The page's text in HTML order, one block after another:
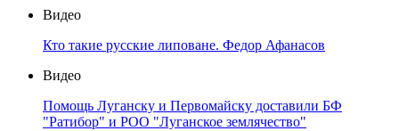
Видео
Кто такие русские липоване. Федор Афанасов
Видео
Помощь Луганску и Первомайску доставили БФ
"Ратибор" и РОО "Луганское землячество"